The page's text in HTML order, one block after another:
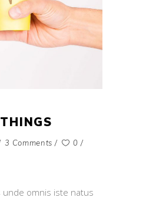
3 Comments
0
unde omnis iste natus